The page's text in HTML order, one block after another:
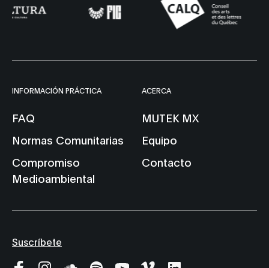
INFORMACIÓN PRÁCTICA
FAQ
Normas Comunitarias
Compromiso
Medioambiental
ACERCA
MUTEK MX
Equipo
Contacto
Suscríbete